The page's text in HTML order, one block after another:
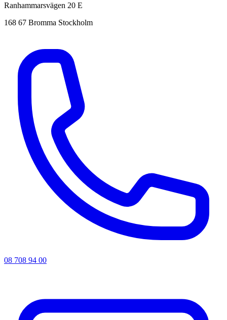
Ranhammarsvägen 20 E
168 67 Bromma Stockholm
08 708 94 00